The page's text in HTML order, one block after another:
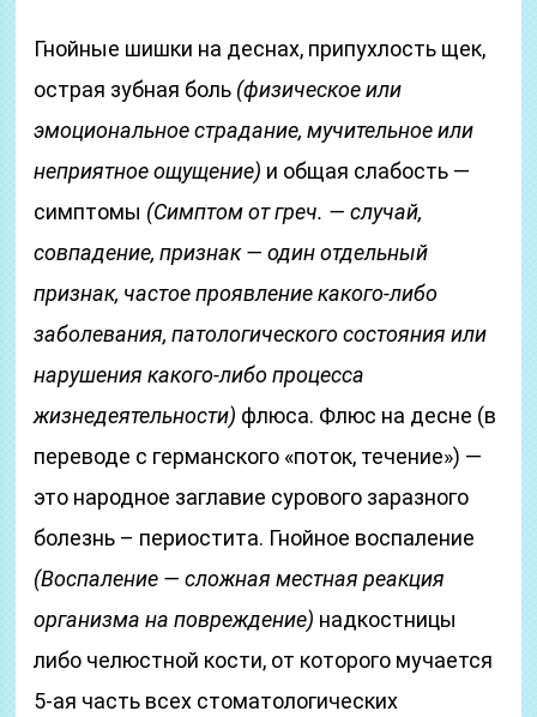
Гнойные шишки на деснах, припухлость щек,
острая зубная боль (физическое или
эмоциональное страдание, мучительное или
неприятное ощущение) и общая слабость —
симптомы (Симптом от греч. — случай,
совпадение, признак — один отдельный
признак, частое проявление какого-либо
заболевания, патологического состояния или
нарушения какого-либо процесса
жизнедеятельности) флюса. Флюс на десне (в
переводе с германского «поток, течение») —
это народное заглавие сурового заразного
болезнь – периостита. Гнойное воспаление
(Воспаление — сложная местная реакция
организма на повреждение) надкостницы
либо челюстной кости, от которого мучается
5-ая часть всех стоматологических